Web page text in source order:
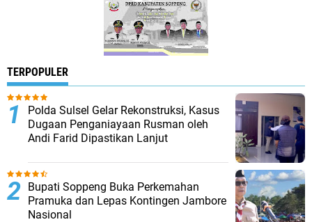
TERPOPULER
Polda Sulsel Gelar Rekonstruksi, Kasus
Dugaan Penganiayaan Rusman oleh
Andi Farid Dipastikan Lanjut
Bupati Soppeng Buka Perkemahan
Pramuka dan Lepas Kontingen Jambore
Nasional